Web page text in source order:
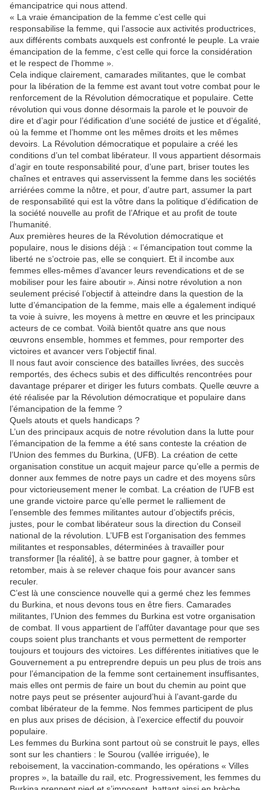
émancipatrice qui nous attend.
« La vraie émancipation de la femme c’est celle qui
responsabilise la femme, qui l’associe aux activités productrices,
aux différents combats auxquels est confronté le peuple. La vraie
émancipation de la femme, c’est celle qui force la considération
et le respect de l’homme ».
Cela indique clairement, camarades militantes, que le combat
pour la libération de la femme est avant tout votre combat pour le
renforcement de la Révolution démocratique et populaire. Cette
révolution qui vous donne désormais la parole et le pouvoir de
dire et d’agir pour l’édification d’une société de justice et d’égalité,
où la femme et l’homme ont les mêmes droits et les mêmes
devoirs. La Révolution démocratique et populaire a créé les
conditions d’un tel combat libérateur. Il vous appartient désormais
d’agir en toute responsabilité pour, d’une part, briser toutes les
chaînes et entraves qui asservissent la femme dans les sociétés
arriérées comme la nôtre, et pour, d’autre part, assumer la part
de responsabilité qui est la vôtre dans la politique d’édification de
la société nouvelle au profit de l’Afrique et au profit de toute
l’humanité.
Aux premières heures de la Révolution démocratique et
populaire, nous le disions déjà : « l’émancipation tout comme la
liberté ne s’octroie pas, elle se conquiert. Et il incombe aux
femmes elles-mêmes d’avancer leurs revendications et de se
mobiliser pour les faire aboutir ». Ainsi notre révolution a non
seulement précisé l’objectif à atteindre dans la question de la
lutte d’émancipation de la femme, mais elle a également indiqué
ta voie à suivre, les moyens à mettre en œuvre et les principaux
acteurs de ce combat. Voilà bientôt quatre ans que nous
œuvrons ensemble, hommes et femmes, pour remporter des
victoires et avancer vers l’objectif final.
Il nous faut avoir conscience des batailles livrées, des succès
remportés, des échecs subis et des difficultés rencontrées pour
davantage préparer et diriger les futurs combats. Quelle œuvre a
été réalisée par la Révolution démocratique et populaire dans
l’émancipation de la femme ?
Quels atouts et quels handicaps ?
L’un des principaux acquis de notre révolution dans la lutte pour
l’émancipation de la femme a été sans conteste la création de
l’Union des femmes du Burkina, (UFB). La création de cette
organisation constitue un acquit majeur parce qu’elle a permis de
donner aux femmes de notre pays un cadre et des moyens sûrs
pour victorieusement mener le combat. La création de l’UFB est
une grande victoire parce qu’elle permet le ralliement de
l’ensemble des femmes militantes autour d’objectifs précis,
justes, pour le combat libérateur sous la direction du Conseil
national de la révolution. L’UFB est l’organisation des femmes
militantes et responsables, déterminées à travailler pour
transformer [la réalité], à se battre pour gagner, à tomber et
retomber, mais à se relever chaque fois pour avancer sans
reculer.
C’est là une conscience nouvelle qui a germé chez les femmes
du Burkina, et nous devons tous en être fiers. Camarades
militantes, l’Union des femmes du Burkina est votre organisation
de combat. Il vous appartient de l’affûter davantage pour que ses
coups soient plus tranchants et vous permettent de remporter
toujours et toujours des victoires. Les différentes initiatives que le
Gouvernement a pu entreprendre depuis un peu plus de trois ans
pour l’émancipation de la femme sont certainement insuffisantes,
mais elles ont permis de faire un bout du chemin au point que
notre pays peut se présenter aujourd’hui à l’avant-garde du
combat libérateur de la femme. Nos femmes participent de plus
en plus aux prises de décision, à l’exercice effectif du pouvoir
populaire.
Les femmes du Burkina sont partout où se construit le pays, elles
sont sur les chantiers : le Sourou (vallée irriguée), le
reboisement, la vaccination-commando, les opérations « Villes
propres », la bataille du rail, etc. Progressivement, les femmes du